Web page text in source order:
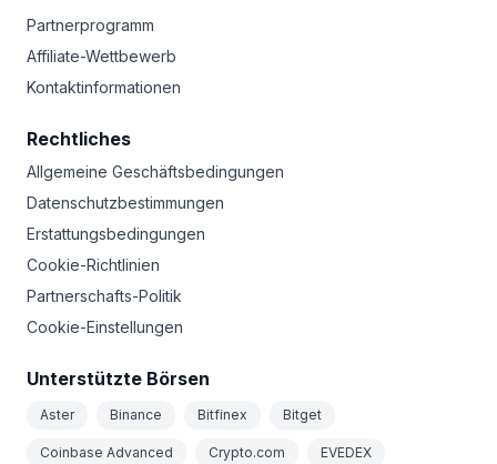
Partnerprogramm
Affiliate-Wettbewerb
Kontaktinformationen
Rechtliches
Allgemeine Geschäftsbedingungen
Datenschutzbestimmungen
Erstattungsbedingungen
Cookie-Richtlinien
Partnerschafts-Politik
Cookie-Einstellungen
Unterstützte Börsen
Aster Binance Bitfinex Bitget
Coinbase Advanced Crypto.com EVEDEX